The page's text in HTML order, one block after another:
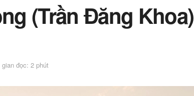
(Trần Đăng Khoa)
gian đọc: 2 phút